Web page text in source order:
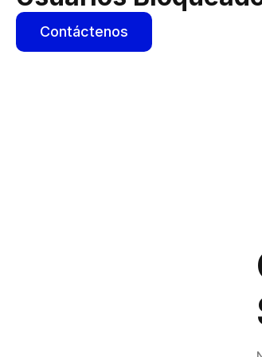
Contáctenos